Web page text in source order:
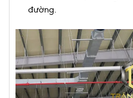
đường.